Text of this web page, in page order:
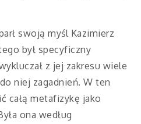
swoją myśl Kazimierz
był specyficzny
z jej zakresu wiele
niej zagadnień. W ten
całą metafizykę jako
ona według